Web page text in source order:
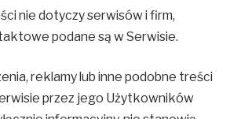
nie dotyczy serwisów i firm,
podane są w Serwisie.
reklamy lub inne podobne treści
przez jego Użytkowników